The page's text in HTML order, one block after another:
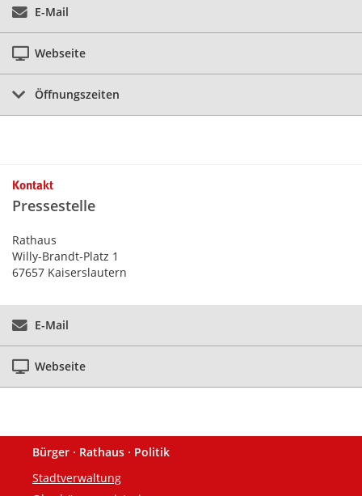
E-Mail
Webseite
Öffnungszeiten
Kontakt
Pressestelle
Rathaus
Willy-Brandt-Platz 1
67657 Kaiserslautern
E-Mail
Webseite
Fußzeile
Bürger · Rathaus · Politik
Stadtverwaltung